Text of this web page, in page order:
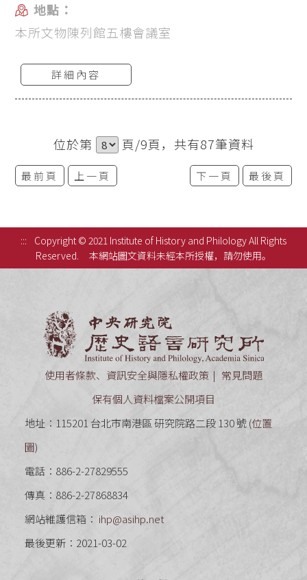
地點：
本所文物陳列館五樓會議室
詳細內容
位於第 頁/9頁，共有87筆資料
最前頁 上一頁 下一頁 最後頁
:::
Copyright © 2021 Institute of History and Philology All Rights
Reserved.
本網站圖文資料未經本所授權，請勿使用。
使用者條款、資訊安全與隱私權政策
常見問題
保有個人資料檔案公開項目
地址：115201 台北市南港區 研究院路二段 130 號 (位置
圖)
電話：886-2-27829555
傳真：886-2-27868834
網站維護信箱： ihp@asihp.net
最後更新：2021-03-02